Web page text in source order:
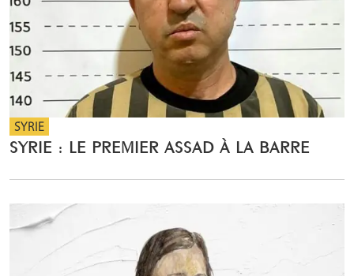
SYRIE
SYRIE : LE PREMIER ASSAD À LA BARRE